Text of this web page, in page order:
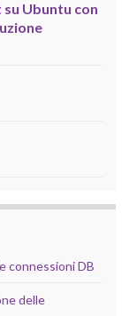
Ubuntu con
connessioni DB
delle